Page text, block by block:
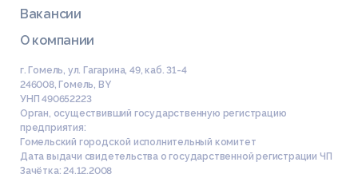
Вакансии
О компании
г. Гомель, ул. Гагарина, 49, каб. 31-4
246008, Гомель, BY
УНП 490652223
Орган, осуществивший государственную регистрацию
предприятия:
Гомельский городской исполнительный комитет
Дата выдачи свидетельства о государственной регистрации ЧП
Зачётка: 24.12.2008